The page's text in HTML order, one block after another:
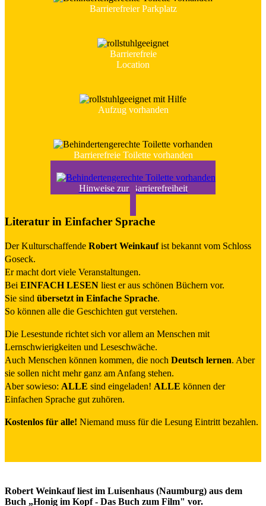
Barrierefreier Parkplatz
Barrierefreie
Location
Aufzug vorhanden
Barrierefreie Toilette vorhanden
Hinweise zur Barriere­freiheit
Literatur in Einfacher Sprache
Der Kulturschaffende Robert Weinkaufist bekannt vom Schloss
Goseck.
Er macht dort viele Veranstaltungen.
Bei EINFACH LESEN liest er aus schönen Büchern vor.
Sie sind übersetzt in Einfache Sprache.
So können alle die Geschichten gut verstehen.
Die Lesestunde richtet sich vor allem an Menschen mit
Lernschwierigkeiten und Leseschwäche.
Auch Menschen können kommen, die noch Deutsch lernen. Aber
sie sollen nicht mehr ganz am Anfang stehen.
Aber sowieso: ALLE sind eingeladen! ALLE können der
Einfachen Sprache gut zuhören.
Kostenlos für alle! Niemand muss für die Lesung Eintritt bezahlen.
Robert Weinkauf liest im Luisenhaus (Naumburg) aus dem
Buch „Honig im Kopf - Das Buch zum Film" vor.